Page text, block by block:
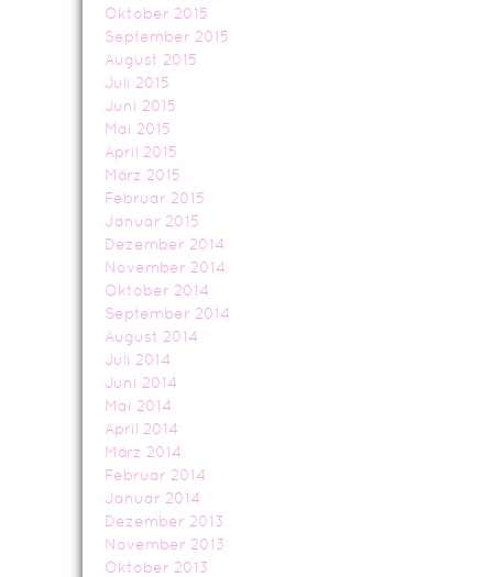
Oktober 2015
September 2015
August 2015
Juli 2015
Juni 2015
Mai 2015
April 2015
März 2015
Februar 2015
Januar 2015
Dezember 2014
November 2014
Oktober 2014
September 2014
August 2014
Juli 2014
Juni 2014
Mai 2014
April 2014
März 2014
Februar 2014
Januar 2014
Dezember 2013
November 2013
Oktober 2013